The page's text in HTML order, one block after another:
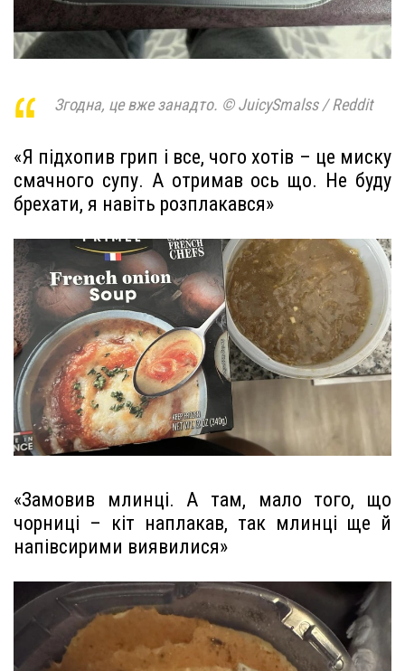
Згодна, це вже занадто. © JuicySmalss / Reddit
«Я підхопив грип і все, чого хотів – це миску
смачного супу. А отримав ось що. Не буду
брехати, я навіть розплакався»
«Замовив млинці. А там, мало того, що
чорниці – кіт наплакав, так млинці ще й
напівсирими виявилися»